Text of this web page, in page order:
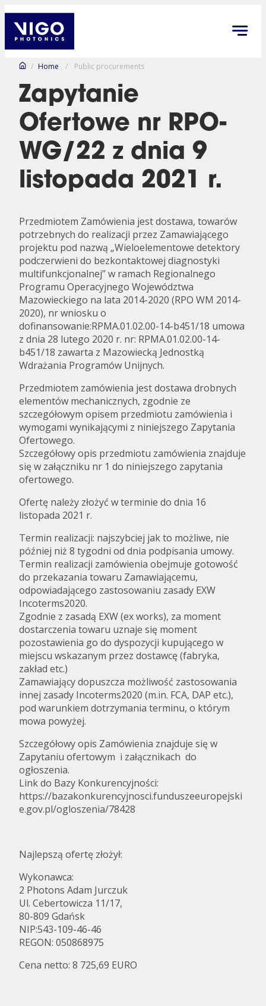
/ Home / Public procurements
Zapytanie
Ofertowe nr RPO-
WG/22 z dnia 9
listopada 2021 r.
Przedmiotem Zamówienia jest dostawa, towarów
potrzebnych do realizacji przez Zamawiającego
projektu pod nazwą „Wieloelementowe detektory
podczerwieni do bezkontaktowej diagnostyki
multifunkcjonalnej” w ramach Regionalnego
Programu Operacyjnego Województwa
Mazowieckiego na lata 2014-2020 (RPO WM 2014-
2020), nr wniosku o
dofinansowanie:RPMA.01.02.00-14-b451/18 umowa
z dnia 28 lutego 2020 r. nr: RPMA.01.02.00-14-
b451/18 zawarta z Mazowiecką Jednostką
Wdrażania Programów Unijnych.
Przedmiotem zamówienia jest dostawa drobnych
elementów mechanicznych, zgodnie ze
szczegółowym opisem przedmiotu zamówienia i
wymogami wynikającymi z niniejszego Zapytania
Ofertowego.
Szczegółowy opis przedmiotu zamówienia znajduje
się w załączniku nr 1 do niniejszego zapytania
ofertowego.
Ofertę należy złożyć w terminie do dnia 16
listopada 2021 r.
Termin realizacji: najszybciej jak to możliwe, nie
później niż 8 tygodni od dnia podpisania umowy.
Termin realizacji zamówienia obejmuje gotowość
do przekazania towaru Zamawiającemu,
odpowiadającego zastosowaniu zasady EXW
Incoterms2020.
Zgodnie z zasadą EXW (ex works), za moment
dostarczenia towaru uznaje się moment
pozostawienia go do dyspozycji kupującego w
miejscu wskazanym przez dostawcę (fabryka,
zakład etc.)
Zamawiający dopuszcza możliwość zastosowania
innej zasady Incoterms2020 (m.in. FCA, DAP etc.),
pod warunkiem dotrzymania terminu, o którym
mowa powyżej.
Szczegółowy opis Zamówienia znajduje się w
Zapytaniu ofertowym i załącznikach do
ogłoszenia.
Link do Bazy Konkurencyjności:
https://bazakonkurencyjnosci.funduszeeuropejski
e.gov.pl/ogloszenia/78428
Najlepszą ofertę złożył:
Wykonawca:
2 Photons Adam Jurczuk
Ul. Cebertowicza 11/17,
80-809 Gdańsk
NIP:543-109-46-46
REGON: 050868975
Cena netto: 8 725,69 EURO